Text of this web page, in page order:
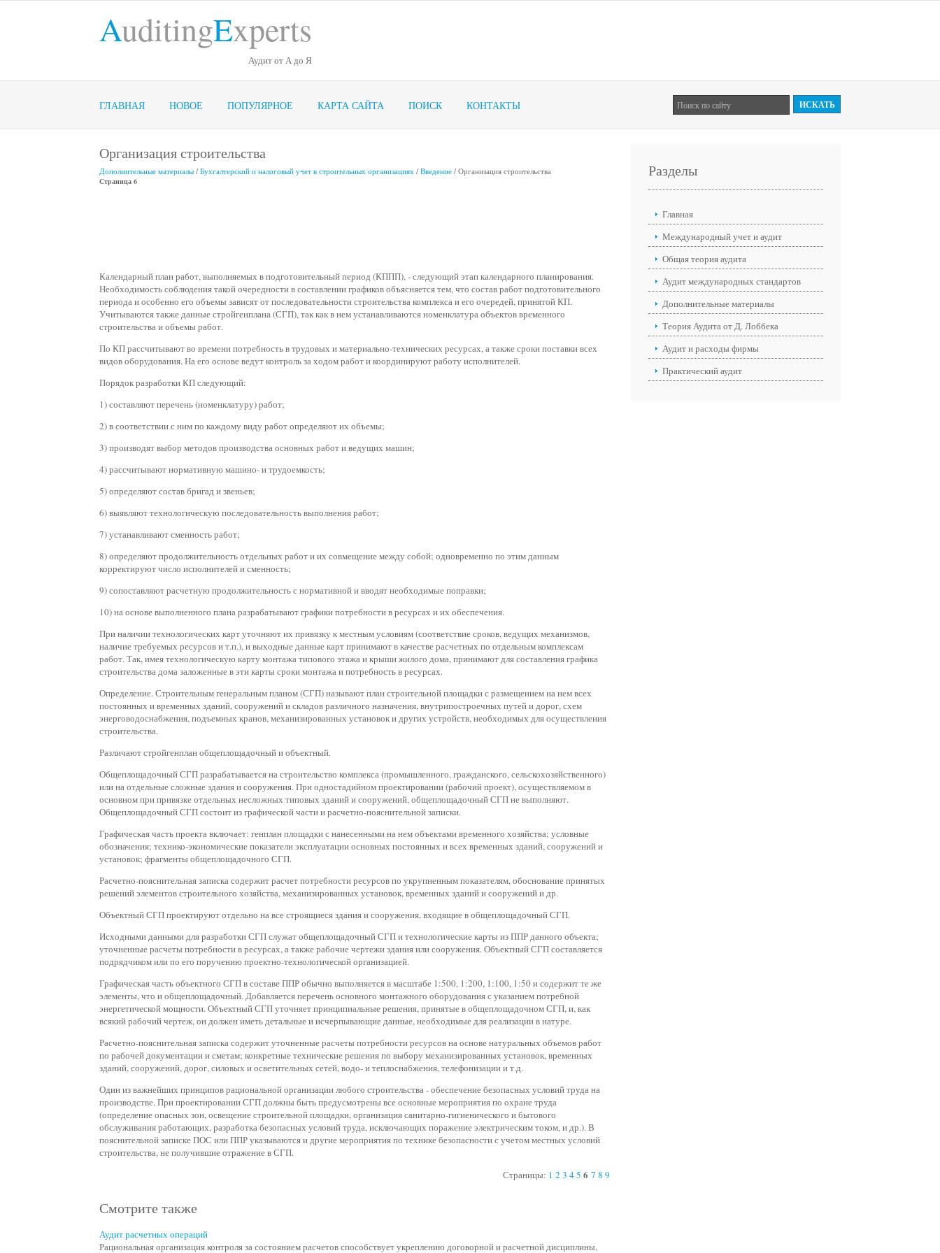
AuditingExperts
Аудит от А до Я
ГЛАВНАЯ НОВОЕ ПОПУЛЯРНОЕ КАРТА САЙТА ПОИСК КОНТАКТЫ
Организация строительства
Дополнительные материалы / Бухгалтерский и налоговый учет в строительных организациях / Введение / Организация строительства
Страница 6
Календарный план работ, выполняемых в подготовительный период (КППП), - следующий этап календарного планирования.
Необходимость соблюдения такой очередности в составлении графиков объясняется тем, что состав работ подготовительного
периода и особенно его объемы зависят от последовательности строительства комплекса и его очередей, принятой КП.
Учитываются также данные стройгенплана (СГП), так как в нем устанавливаются номенклатура объектов временного
строительства и объемы работ.
По КП рассчитывают во времени потребность в трудовых и материально-технических ресурсах, а также сроки поставки всех
видов оборудования. На его основе ведут контроль за ходом работ и координируют работу исполнителей.
Порядок разработки КП следующий:
1) составляют перечень (номенклатуру) работ;
2) в соответствии с ним по каждому виду работ определяют их объемы;
3) производят выбор методов производства основных работ и ведущих машин;
4) рассчитывают нормативную машино- и трудоемкость;
5) определяют состав бригад и звеньев;
6) выявляют технологическую последовательность выполнения работ;
7) устанавливают сменность работ;
8) определяют продолжительность отдельных работ и их совмещение между собой; одновременно по этим данным
корректируют число исполнителей и сменность;
9) сопоставляют расчетную продолжительность с нормативной и вводят необходимые поправки;
10) на основе выполненного плана разрабатывают графики потребности в ресурсах и их обеспечения.
При наличии технологических карт уточняют их привязку к местным условиям (соответствие сроков, ведущих механизмов,
наличие требуемых ресурсов и т.п.), и выходные данные карт принимают в качестве расчетных по отдельным комплексам
работ. Так, имея технологическую карту монтажа типового этажа и крыши жилого дома, принимают для составления графика
строительства дома заложенные в эти карты сроки монтажа и потребность в ресурсах.
Определение. Строительным генеральным планом (СГП) называют план строительной площадки с размещением на нем всех
постоянных и временных зданий, сооружений и складов различного назначения, внутрипостроечных путей и дорог, схем
энерговодоснабжения, подъемных кранов, механизированных установок и других устройств, необходимых для осуществления
строительства.
Различают стройгенплан общеплощадочный и объектный.
Общеплощадочный СГП разрабатывается на строительство комплекса (промышленного, гражданского, сельскохозяйственного)
или на отдельные сложные здания и сооружения. При одностадийном проектировании (рабочий проект), осуществляемом в
основном при привязке отдельных несложных типовых зданий и сооружений, общеплощадочный СГП не выполняют.
Общеплощадочный СГП состоит из графической части и расчетно-пояснительной записки.
Графическая часть проекта включает: генплан площадки с нанесенными на нем объектами временного хозяйства; условные
обозначения; технико-экономические показатели эксплуатации основных постоянных и всех временных зданий, сооружений и
установок; фрагменты общеплощадочного СГП.
Расчетно-пояснительная записка содержит расчет потребности ресурсов по укрупненным показателям, обоснование принятых
решений элементов строительного хозяйства, механизированных установок, временных зданий и сооружений и др.
Объектный СГП проектируют отдельно на все строящиеся здания и сооружения, входящие в общеплощадочный СГП.
Исходными данными для разработки СГП служат общеплощадочный СГП и технологические карты из ППР данного объекта;
уточненные расчеты потребности в ресурсах, а также рабочие чертежи здания или сооружения. Объектный СГП составляется
подрядчиком или по его поручению проектно-технологической организацией.
Графическая часть объектного СГП в составе ППР обычно выполняется в масштабе 1:500, 1:200, 1:100, 1:50 и содержит те же
элементы, что и общеплощадочный. Добавляется перечень основного монтажного оборудования с указанием потребной
энергетической мощности. Объектный СГП уточняет принципиальные решения, принятые в общеплощадочном СГП, и, как
всякий рабочий чертеж, он должен иметь детальные и исчерпывающие данные, необходимые для реализации в натуре.
Расчетно-пояснительная записка содержит уточненные расчеты потребности ресурсов на основе натуральных объемов работ
по рабочей документации и сметам; конкретные технические решения по выбору механизированных установок, временных
зданий, сооружений, дорог, силовых и осветительных сетей, водо- и теплоснабжения, телефонизации и т.д.
Один из важнейших принципов рациональной организации любого строительства - обеспечение безопасных условий труда на
производстве. При проектировании СГП должны быть предусмотрены все основные мероприятия по охране труда
(определение опасных зон, освещение строительной площадки, организация санитарно-гигиенического и бытового
обслуживания работающих, разработка безопасных условий труда, исключающих поражение электрическим током, и др.). В
пояснительной записке ПОС или ППР указываются и другие мероприятия по технике безопасности с учетом местных условий
строительства, не получившие отражение в СГП.
Страницы: 1 2 3 45 6 7 8 9
Смотрите также
Аудит расчетных операций
Рациональная организация контроля за состоянием расчетов способствует укреплению договорной и расчетной дисциплины,
Разделы
Главная
Международный учет и аудит
Общая теория аудита
Аудит международных стандартов
Дополнительные материалы
Теория Аудита от Д. Лоббека
Аудит и расходы фирмы
Практический аудит